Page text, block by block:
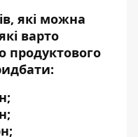
які можна
варто
продуктового